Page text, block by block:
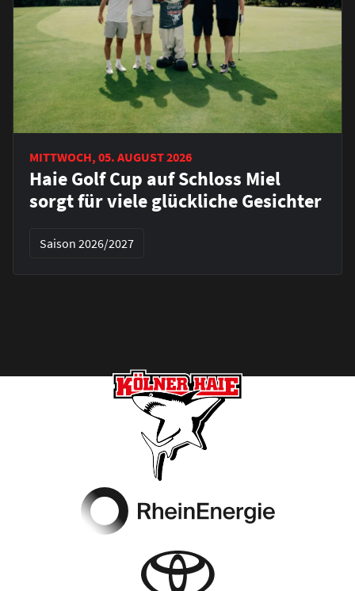
MITTWOCH, 05. AUGUST 2026
Haie Golf Cup auf Schloss Miel
sorgt für viele glückliche Gesichter
Saison 2026/2027